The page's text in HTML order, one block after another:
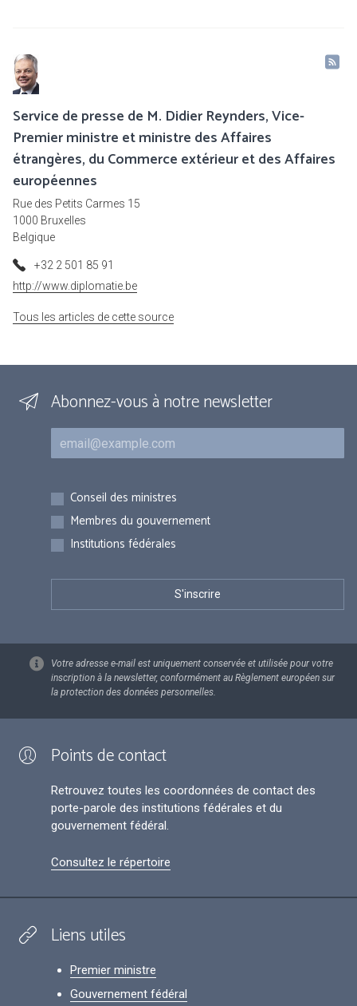
Service de presse de M. Didier Reynders, Vice-
Premier ministre et ministre des Affaires
étrangères, du Commerce extérieur et des Affaires
européennes
Rue des Petits Carmes 15
1000 Bruxelles
Belgique
+32 2 501 85 91
http://www.diplomatie.be
Tous les articles de cette source
Abonnez-vous à notre newsletter
Courriel
Inscriptions
Conseil des ministres
Membres du gouvernement
Institutions fédérales
Votre adresse e-mail est uniquement conservée et utilisée pour votre
inscription à la newsletter, conformément au Règlement européen sur
la protection des données personnelles.
Points de contact
Retrouvez toutes les coordonnées de contact des
porte-parole des institutions fédérales et du
gouvernement fédéral.
Consultez le répertoire
Liens utiles
Premier ministre
Gouvernement fédéral